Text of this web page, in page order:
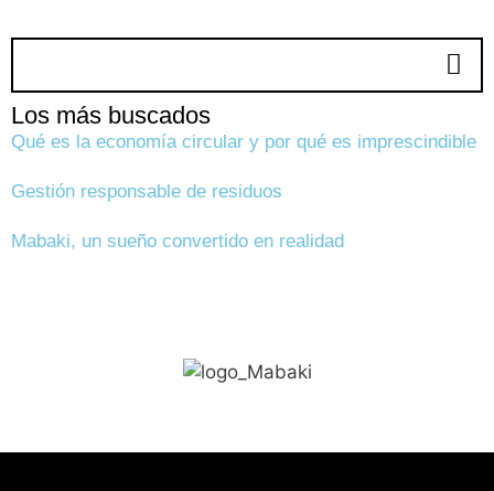
Los más buscados
Qué es la economía circular y por qué es imprescindible
Gestión responsable de residuos
Mabaki, un sueño convertido en realidad